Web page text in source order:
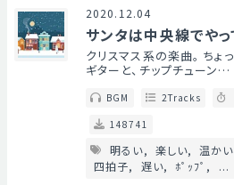
2020.12.04
サンタは中央線でやっ
クリスマス系の楽曲。 ちょ
ギターと、チップチューン…
BGM 2Tracks
148741
明るい 楽しい 温かい
四拍子
遅い ﾎﾟｯﾌﾟ ...